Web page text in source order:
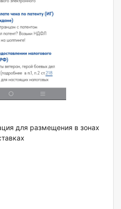
для размещения в зонах